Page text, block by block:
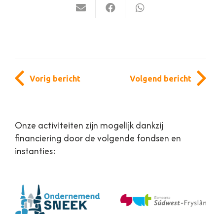
Vorig bericht Volgend bericht
Onze activiteiten zijn mogelijk dankzij
financiering door de volgende fondsen en
instanties: